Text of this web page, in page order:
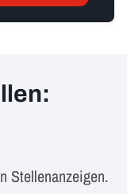
Stellenanzeigen.